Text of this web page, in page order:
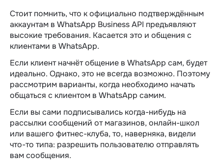
Стоит помнить, что к официально подтверждённым
аккаунтам в WhatsApp Business API предъявляют
высокие требования. Касается это и общения с
клиентами в WhatsApp.
Если клиент начнёт общение в WhatsApp сам, будет
идеально. Однако, это не всегда возможно. Поэтому
рассмотрим варианты, когда необходимо начать
общаться с клиентом в WhatsApp самим.
Если вы сами подписывались когда-нибудь на
рассылки сообщений от магазинов, онлайн-школ
или вашего фитнес-клуба, то, наверняка, видели
что-то типа: разрешить пользователю отправлять
вам сообщения.